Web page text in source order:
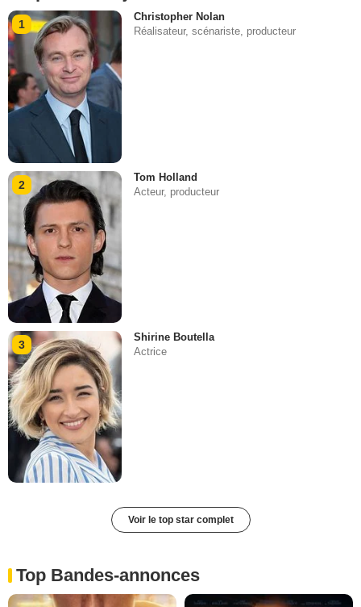
1
Christopher Nolan
Réalisateur, scénariste, producteur
2
Tom Holland
Acteur, producteur
3
Shirine Boutella
Actrice
Voir le top star complet
Top Bandes-annonces